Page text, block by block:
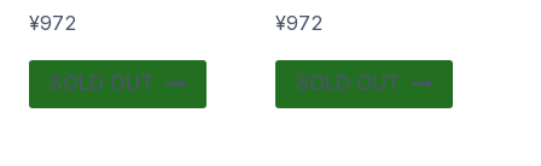
¥972
SOLD OUT
¥972
SOLD OUT